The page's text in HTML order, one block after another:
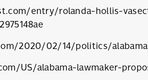
entry/rolanda-hollis-
2020/02/14/politics/
US/alabama-lawmaker-